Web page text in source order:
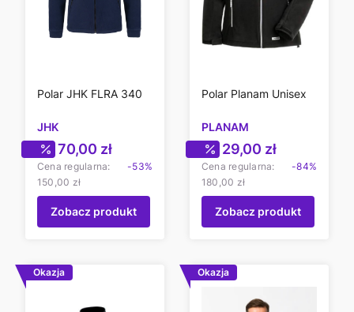
Polar JHK FLRA 340
JHK
Cena promocyjna
70,00 zł
Cena regularna:
150,00 zł
-53%
Zobacz produkt
Polar Planam Unisex
PLANAM
Cena
29,00 zł
Cena regularna:
180,00 zł
-84%
Zobacz produkt
Okazja Okazja